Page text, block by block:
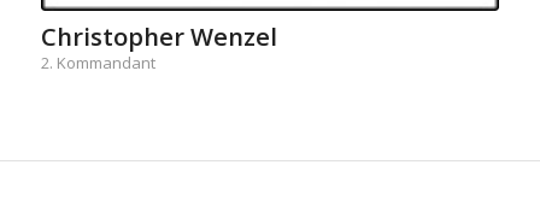
Christopher Wenzel
2. Kommandant